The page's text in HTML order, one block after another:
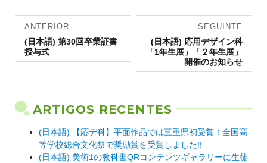
Navegação
de artigos
ANTERIOR
Artigo
anterior:
(日本語) 第30回卒業証書
授与式
SEGUINTE
Artigo
seguinte:
(日本語) 応用デザイン科
「1年生展」「２年生展」
開催のお知らせ
ARTIGOS RECENTES
(日本語) 【応デ科】平面作品では三重県初受賞！全国高
等学校総合文化祭で奨励賞を受賞しました!!
(日本語) 美術1の教科書QRコンテンツギャラリーに生徒